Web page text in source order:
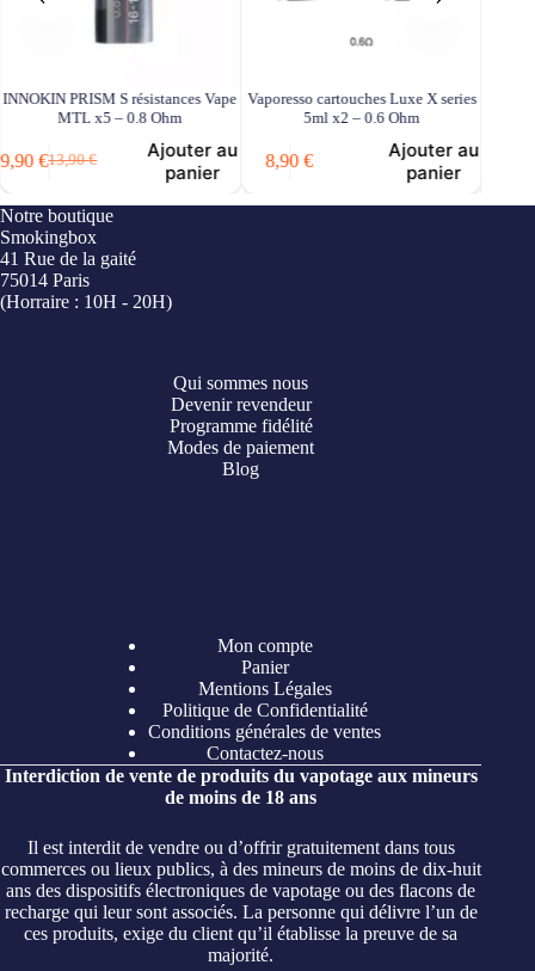
INNOKIN PRISM S résistances Vape
MTL x5 – 0.8 Ohm
13,90€
Le
initial
était :
13,90 €.
9,90€Le
actuel
est :
9,90 €.
Ajouter au
panier
Vaporesso cartouches Luxe X series
5ml x2 – 0.6 Ohm
8,90€
Ajouter au
panier
Notre boutique
Smokingbox
41 Rue de la gaité
75014 Paris
(Horraire : 10H - 20H)
Qui sommes nous
Devenir revendeur
Programme fidélité
Modes de paiement
Blog
Mon compte
Panier
Mentions Légales
Politique de Confidentialité
Conditions générales de ventes
Contactez-nous
Interdiction de vente de produits du vapotage aux mineurs
de moins de 18 ans
Il est interdit de vendre ou d’offrir gratuitement dans tous
commerces ou lieux publics, à des mineurs de moins de dix-huit
ans des dispositifs électroniques de vapotage ou des flacons de
recharge qui leur sont associés. La personne qui délivre l’un de
ces produits, exige du client qu’il établisse la preuve de sa
majorité.